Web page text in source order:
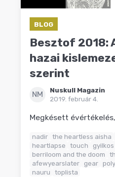
BLOG
Besztof 2018:
hazai
szerint
NM
Nuskull Magazin
2019. február 4.
Megkésett
nadir the heartless aisha
heartlapse
touch
gyilkos
berriloom and the doom
afewyearslater
gear
nauru
toplista